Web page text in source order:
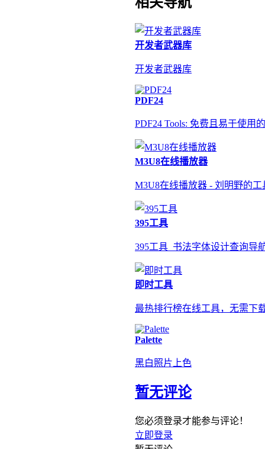
开发者武器库
开发者武器库
PDF24
PDF24 Tools: 免费且易于使用
M3U8在线播放器
M3U8在线播放器 - 刘明野的工
395工具
395工具_书法字体设计查询导
即时工具
最热排行榜在线工具，无需下
Palette
黑白照片上色
暂无评论
您必须登录才能参与评论！
立即登录